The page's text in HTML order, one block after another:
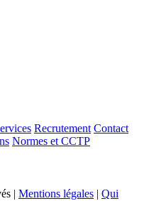
Recrutement Contact
Normes et CCTP
| Mentions légales | Qui